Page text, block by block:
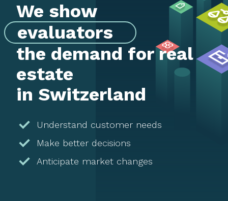
We show
evaluators c
the demand for real
estate
in Switzerland
Understand customer needs
Make better decisions
Anticipate market changes